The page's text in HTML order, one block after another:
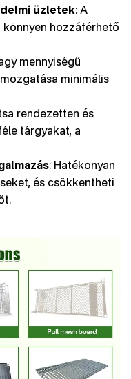
üzletek: A
hozzáférhető
mennyiségű
minimális
rendezetten és
tárgyakat, a
: Hatékonyan
és csökkentheti